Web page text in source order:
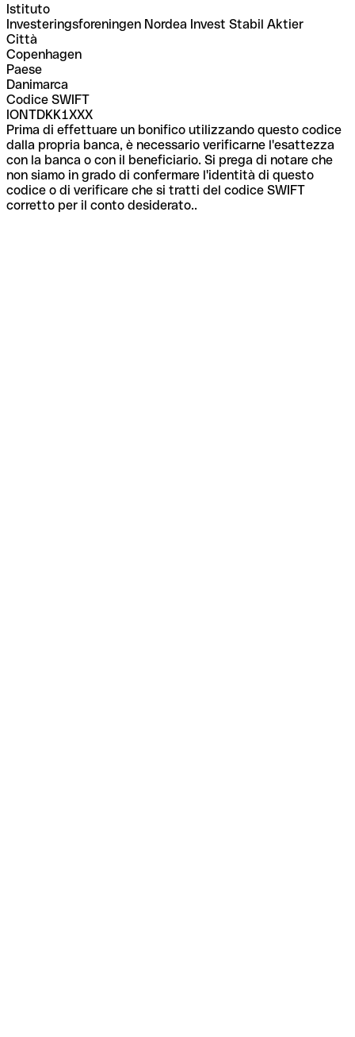
Istituto
Investeringsforeningen Nordea Invest Stabil Aktier
Città
Copenhagen
Paese
Danimarca
Codice SWIFT
IONTDKK1XXX
Prima di effettuare un bonifico utilizzando questo codice
dalla propria banca, è necessario verificarne l'esattezza
con la banca o con il beneficiario. Si prega di notare che
non siamo in grado di confermare l'identità di questo
codice o di verificare che si tratti del codice SWIFT
corretto per il conto desiderato..